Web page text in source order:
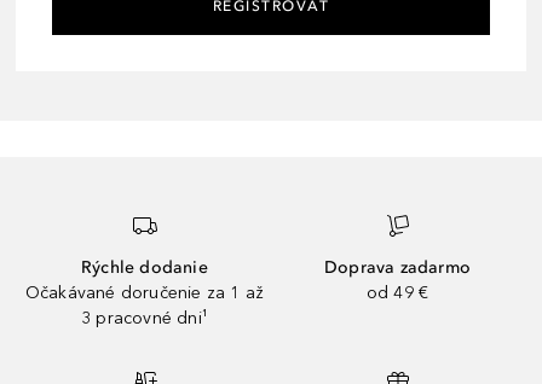
REGISTROVAŤ
Rýchle dodanie
Očakávané doručenie za 1 až
3 pracovné dni¹
Doprava zadarmo
od 49 €